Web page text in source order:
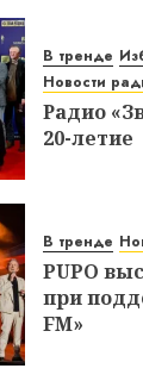
В тренде
Новости
Радио
20-летие
В тренде
PUPO
при
FM»